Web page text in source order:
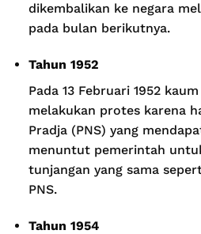
dikembalikan ke negara
pada bulan berikutnya.
Tahun 1952
Pada 13 Februari 1952
melakukan protes karena
Pradja (PNS) yang
menuntut pemerintah
tunjangan yang sama
PNS.
Tahun 1954